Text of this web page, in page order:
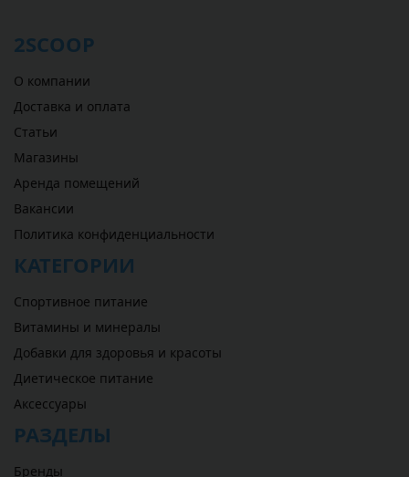
2SCOOP
О компании
Доставка и оплата
Статьи
Магазины
Аренда помещений
Вакансии
Политика конфиденциальности
КАТЕГОРИИ
Спортивное питание
Витамины и минералы
Добавки для здоровья и красоты
Диетическое питание
Аксессуары
РАЗДЕЛЫ
Бренды